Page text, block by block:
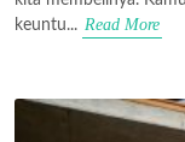
keuntu... Read More